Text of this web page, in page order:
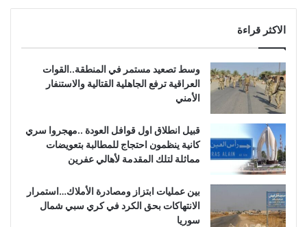
الاكثر قراءة
وسط تصعيد مستمر في المنطقة..القوات
العراقية ترفع الجاهلية القتالية والاستنفار
الأمني
قبيل انطلاق اول قوافل العودة ..مهجروا سري
كانية ينظمون احتجاج للمطالبة بتعويضات
مماثلة لتلك المقدمة لأهالي عفرين
بين عمليات ابتزاز ومصادرة الأملاك…استمرار
الانتهاكات بحق الكرد في كري سبي شمال
سوريا